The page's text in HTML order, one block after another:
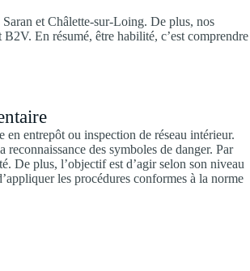
et Châlette-sur-Loing. De plus, nos
En résumé, être habilité, c’est comprendre
entrepôt ou inspection de réseau intérieur.
des symboles de danger. Par
De plus, l’objectif est d’agir selon son niveau
les procédures conformes à la norme